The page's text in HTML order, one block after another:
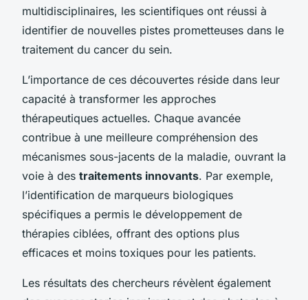
multidisciplinaires, les scientifiques ont réussi à
identifier de nouvelles pistes prometteuses dans le
traitement du cancer du sein.
L’importance de ces découvertes réside dans leur
capacité à transformer les approches
thérapeutiques actuelles. Chaque avancée
contribue à une meilleure compréhension des
mécanismes sous-jacents de la maladie, ouvrant la
voie à des traitements innovants. Par exemple,
l’identification de marqueurs biologiques
spécifiques a permis le développement de
thérapies ciblées, offrant des options plus
efficaces et moins toxiques pour les patients.
Les résultats des chercheurs révèlent également